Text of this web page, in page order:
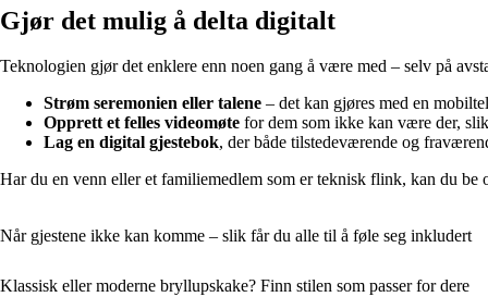
Gjør det mulig å delta digitalt
Teknologien gjør det enklere enn noen gang å være med – selv på
Strøm seremonien eller talene – det kan gjøres med en
Opprett et felles videomøte for dem som ikke kan være der,
Lag en digital gjestebok, der både tilstedeværende og
Har du en venn eller et familiemedlem som er teknisk flink, kan du
Når gjestene ikke kan komme – slik får du alle til å føle seg inkludert
Klassisk eller moderne bryllupskake? Finn stilen som passer for dere